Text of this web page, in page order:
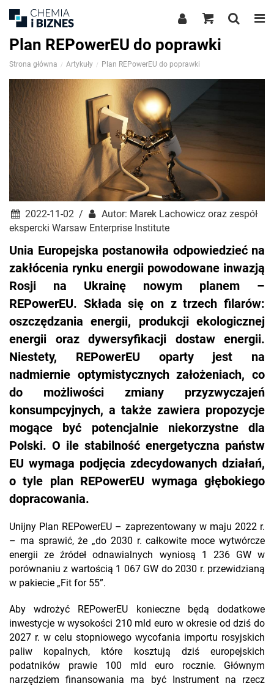
Plan REPowerEU do poprawki
Strona główna Artykuły Plan REPowerEU do poprawki
2022-11-02 /
Autor: Marek Lachowicz oraz zespół
ekspercki Warsaw Enterprise Institute
Unia Europejska postanowiła odpowiedzieć na
zakłócenia rynku energii powodowane inwazją
Rosji na Ukrainę nowym planem –
REPowerEU. Składa się on z trzech filarów:
oszczędzania energii, produkcji ekologicznej
energii oraz dywersyfikacji dostaw energii.
Niestety, REPowerEU oparty jest na
nadmiernie optymistycznych założeniach, co
do możliwości zmiany przyzwyczajeń
konsumpcyjnych, a także zawiera propozycje
mogące być potencjalnie niekorzystne dla
Polski. O ile stabilność energetyczna państw
EU wymaga podjęcia zdecydowanych działań,
o tyle plan REPowerEU wymaga głębokiego
dopracowania.
Unijny Plan REPowerEU – zaprezentowany w maju 2022 r.
– ma sprawić, że „do 2030 r. całkowite moce wytwórcze
energii ze źródeł odnawialnych wyniosą 1 236 GW w
porównaniu z wartością 1 067 GW do 2030 r. przewidzianą
w pakiecie „Fit for 55”.
Aby wdrożyć REPowerEU konieczne będą dodatkowe
inwestycje w wysokości 210 mld euro w okresie od dziś do
2027 r. w celu stopniowego wycofania importu rosyjskich
paliw kopalnych, które kosztują dziś europejskich
podatników prawie 100 mld euro rocznie. Głównym
narzędziem finansowania ma być Instrument na rzecz